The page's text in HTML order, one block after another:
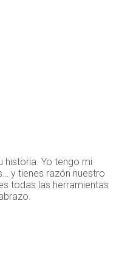
historia. Yo tengo mi
y tienes razón nuestro
todas las herramientas